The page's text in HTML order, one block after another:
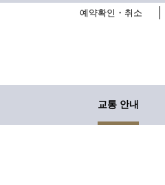
예약확인・취소
교통 안내